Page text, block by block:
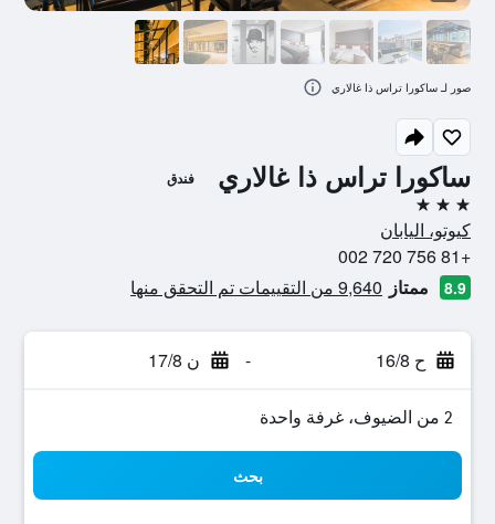
ساكورا تراس ذا غالاري فندق
3 نجوم
كيوتو، اليابان
+81 756 720 002
8.9 ممتاز 9,640 من التقييمات تم التحقق منها
ح 16/8 - ن 17/8
2 من الضيوف، غرفة واحدة
بحث
صور لـ ساكورا تراس ذا غالاري